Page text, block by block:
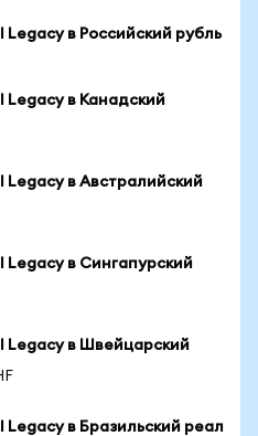
в Российский рубль
в Канадский
в Австралийский
в Сингапурский
Legacy в Швейцарский
в Бразильский реал